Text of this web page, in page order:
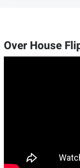
Over House